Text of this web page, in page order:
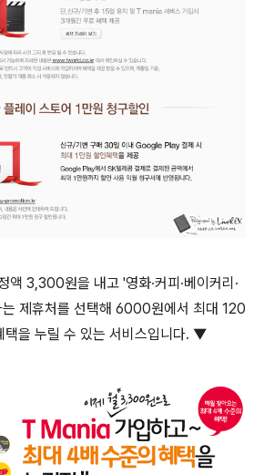
액 3,300원을 내고 '영화∙커피∙베이커리∙
제휴처를 선택해 6000원에서 최대 120
을 누릴 수 있는 서비스입니다. ▼